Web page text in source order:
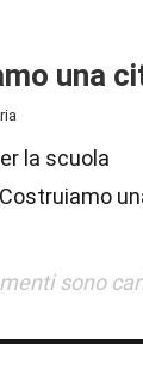
una
la scuola